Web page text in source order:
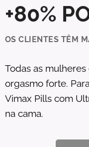
+80%
OS CLIENTES TÊM
Todas as
orgasmo forte.
Vimax Pills com
na cama.